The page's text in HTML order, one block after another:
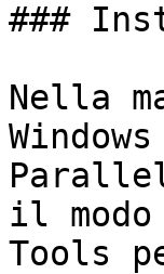
###
Nella
il
Tools